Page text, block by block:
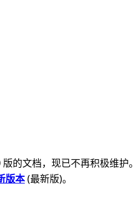
版的文档，现已不再积极维护。
版本(最新版)。